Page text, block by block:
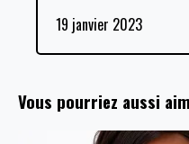
19 janvier 2023
Vous pourriez aussi